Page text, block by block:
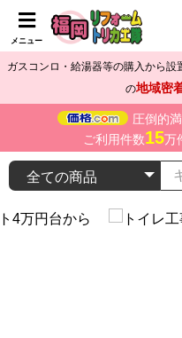
メニュー
ガスコンロ・給湯器等の購入から
の地域密
圧倒的
ご利用件数15万